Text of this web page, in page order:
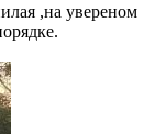
,на увереном